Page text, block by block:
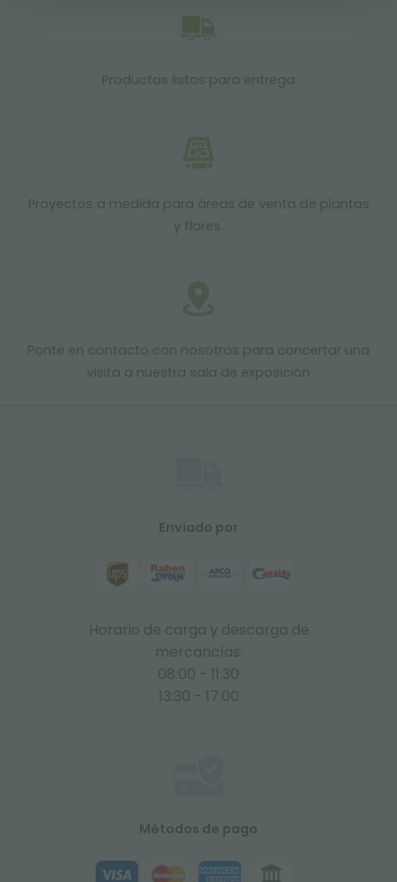
Productos listos para entrega
Proyectos a medida para áreas de venta de plantas
y flores.
Ponte en contacto con nosotros para concertar una
visita a nuestra sala de exposición
Enviado por
Horario de carga y descarga de
mercancías:
08:00 - 11:30
13:30 - 17:00
Métodos de pago